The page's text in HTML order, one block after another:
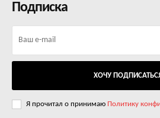
Подписка
ХОЧУ
Я прочитал о принимаю Политику